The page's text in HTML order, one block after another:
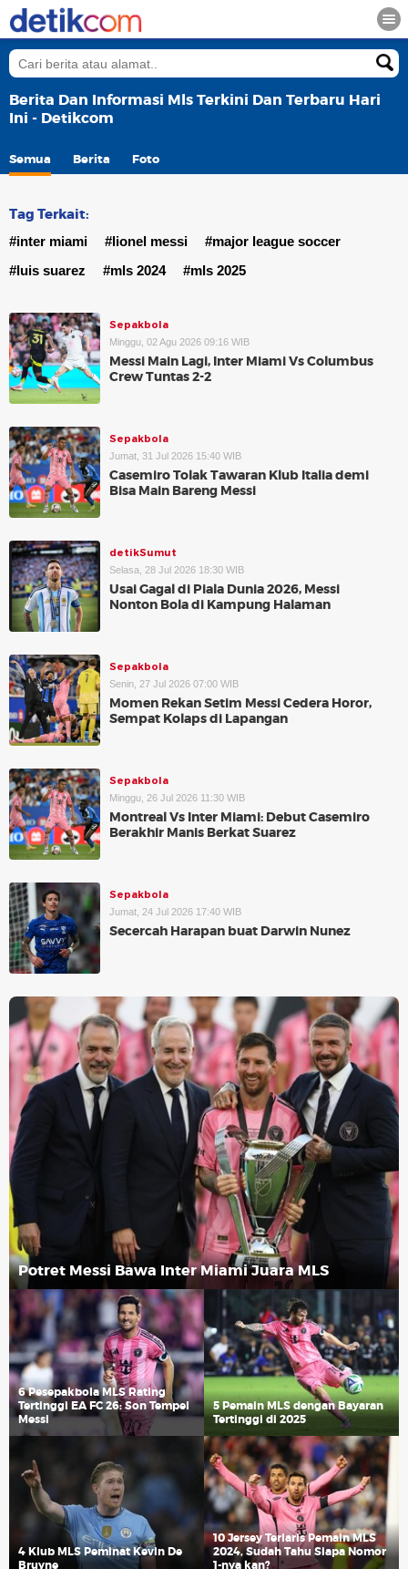
Berita Dan Informasi Mls Terkini Dan Terbaru Hari
Ini - Detikcom
Semua Berita Foto
Tag Terkait:
#inter miami #lionel messi
#major league soccer
#luis suarez
#mls 2024 #mls 2025
Sepakbola
Minggu, 02 Agu 2026 09:16 WIB
Messi Main Lagi, Inter Miami Vs Columbus
Crew Tuntas 2-2
Sepakbola
Jumat, 31 Jul 2026 15:40 WIB
Casemiro Tolak Tawaran Klub Italia demi
Bisa Main Bareng Messi
detikSumut
Selasa, 28 Jul 2026 18:30 WIB
Usai Gagal di Piala Dunia 2026, Messi
Nonton Bola di Kampung Halaman
Sepakbola
Senin, 27 Jul 2026 07:00 WIB
Momen Rekan Setim Messi Cedera Horor,
Sempat Kolaps di Lapangan
Sepakbola
Minggu, 26 Jul 2026 11:30 WIB
Montreal Vs Inter Miami: Debut Casemiro
Berakhir Manis Berkat Suarez
Sepakbola
Jumat, 24 Jul 2026 17:40 WIB
Secercah Harapan buat Darwin Nunez
Potret Messi Bawa Inter Miami Juara MLS
6 Pesepakbola MLS Rating
Tertinggi EA FC 26: Son Tempel
Messi
5 Pemain MLS dengan Bayaran
Tertinggi di 2025
4 Klub MLS Peminat Kevin De
Bruyne
10 Jersey Terlaris Pemain MLS
2024, Sudah Tahu Siapa Nomor
1-nya kan?